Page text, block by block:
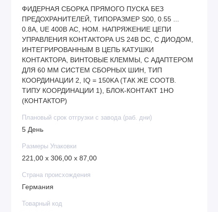
ФИДЕРНАЯ СБОРКА ПРЯМОГО ПУСКА БЕЗ
ПРЕДОХРАНИТЕЛЕЙ, ТИПОРАЗМЕР S00, 0.55 ...
0.8A, UE 400В АС, НОМ. НАПРЯЖЕНИЕ ЦЕПИ
УПРАВЛЕНИЯ КОНТАКТОРА US 24В DC, С ДИОДОМ,
ИНТЕГРИРОВАННЫМ В ЦЕПЬ КАТУШКИ
КОНТАКТОРА, ВИНТОВЫЕ КЛЕММЫ, С АДАПТЕРОМ
ДЛЯ 60 ММ СИСТЕМ СБОРНЫХ ШИН, ТИП
КООРДИНАЦИИ 2, IQ = 150KA (ТАК ЖЕ СООТВ.
ТИПУ КООРДИНАЦИИ 1), БЛОК-КОНТАКТ 1НО
(КОНТАКТОР)
Плановый срок отгрузки с завода (раб. дни)
5 День
Размеры Упаковки
221,00 x 306,00 x 87,00
Страна происхождения
Германия
Товарный код